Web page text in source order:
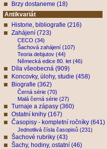
Brzy dostaneme (18)
Antikvariát
Historie, bibliografie (216)
Zahájení (723)
CECO (34)
Šachová zahájení (107)
Teoria debjutov (44)
Německá edice 80. let (46)
Díla všeobecná (909)
Koncovky, úlohy, studie (458)
Biografie (362)
Černá série (70)
Malá černá série (27)
Turnaje a zápasy (360)
Ostatní knihy (167)
Časopisy - kompletní ročníky (641)
Jednotlivá čísla časopisů (231)
Šachové rubriky (43)
Šachy, hodiny, ostatní (46)